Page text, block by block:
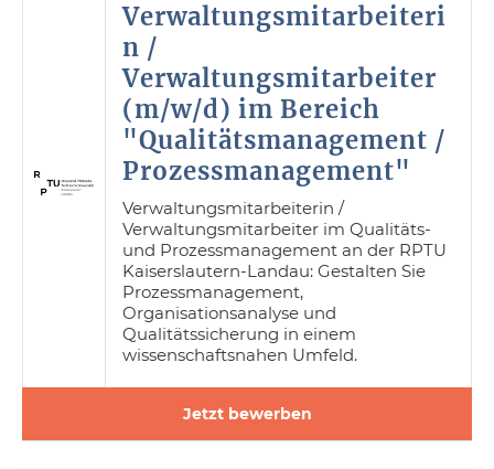
Verwaltungsmitarbeiteri
n /
Verwaltungsmitarbeiter
(m/w/d) im Bereich
"Qualitätsmanagement /
Prozessmanagement"
Verwaltungsmitarbeiterin /
Verwaltungsmitarbeiter im Qualitäts-
und Prozessmanagement an der RPTU
Kaiserslautern-Landau: Gestalten Sie
Prozessmanagement,
Organisationsanalyse und
Qualitätssicherung in einem
wissenschaftsnahen Umfeld.
Jetzt bewerben